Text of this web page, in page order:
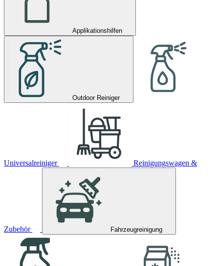
Applikationshilfen
Outdoor Reiniger
Universalreiniger Reinigungswagen &
Zubehör Fahrzeugreinigung